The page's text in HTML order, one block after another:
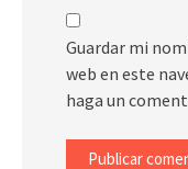
Guardar mi
web en este
haga un